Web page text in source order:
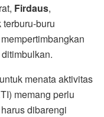
Firdaus,
buru
menata aktivitas
memang perlu
dibarengi